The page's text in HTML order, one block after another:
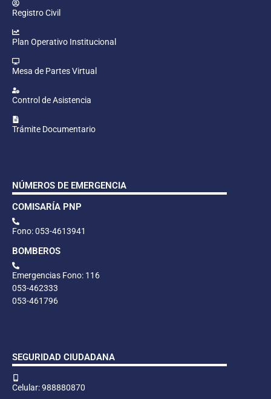
Registro Civil
Plan Operativo Institucional
Mesa de Partes Virtual
Control de Asistencia
Trámite Documentario
NÚMEROS DE EMERGENCIA
COMISARÍA PNP
Fono: 053-4613941
BOMBEROS
Emergencias Fono: 116
053-462333
053-461796
SEGURIDAD CIUDADANA
Celular: 988880870